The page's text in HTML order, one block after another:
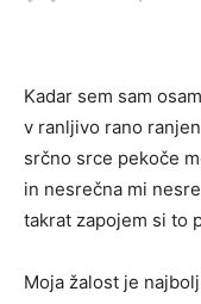
Kadar sem sam
v ranljivo rano
srčno srce pekoče
in nesrečna mi
takrat zapojem si to
Moja žalost je